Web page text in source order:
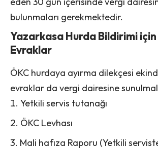
bulunmaları gerekmektedir.
Yazarkasa Hurda Bildirimi
Evraklar
ÖKC hurdaya ayırma dilekçesi
evraklar da vergi dairesine
Yetkili servis tutanağı
ÖKC Levhası
Mali hafıza Raporu (Yetkili